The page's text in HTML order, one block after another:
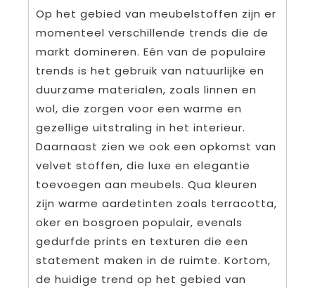
Op het gebied van meubelstoffen zijn er
momenteel verschillende trends die de
markt domineren. Eén van de populaire
trends is het gebruik van natuurlijke en
duurzame materialen, zoals linnen en
wol, die zorgen voor een warme en
gezellige uitstraling in het interieur.
Daarnaast zien we ook een opkomst van
velvet stoffen, die luxe en elegantie
toevoegen aan meubels. Qua kleuren
zijn warme aardetinten zoals terracotta,
oker en bosgroen populair, evenals
gedurfde prints en texturen die een
statement maken in de ruimte. Kortom,
de huidige trend op het gebied van